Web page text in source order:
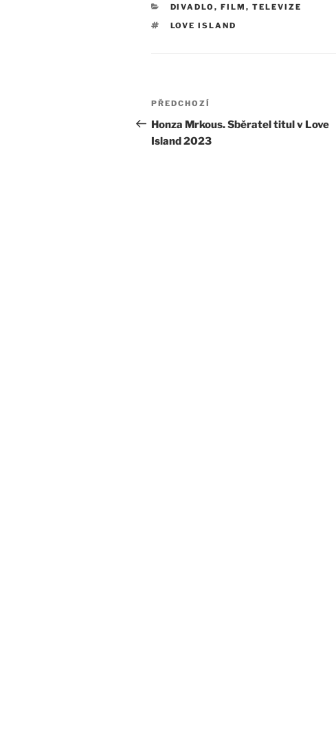
RUBRIKY
DIVADLO, FILM, TELEVIZE
ŠTÍTKY
LOVE ISLAND
Navigace
pro
příspěvek
Předchozí
příspěvek
PŘEDCHOZÍ
Honza Mrkous. Sběratel titul v Love
Island 2023